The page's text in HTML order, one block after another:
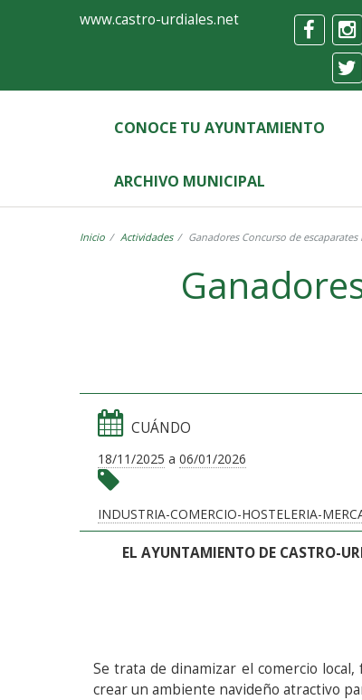
FormularioAyuntamiento
Castro-
Urdiales
www.castro-urdiales.net
CONOCE TU AYUNTAMIENTO
ARCHIVO MUNICIPAL
Inicio Actividades Ganadores Concurso de escaparates
CUÁNDO
18/11/2025 a 06/01/2026
INDUSTRIA-COMERCIO-HOSTELERIA-
EL AYUNTAMIENTO DE CASTRO-
Se trata de dinamizar el comercio
crear un ambiente navideño atractivo